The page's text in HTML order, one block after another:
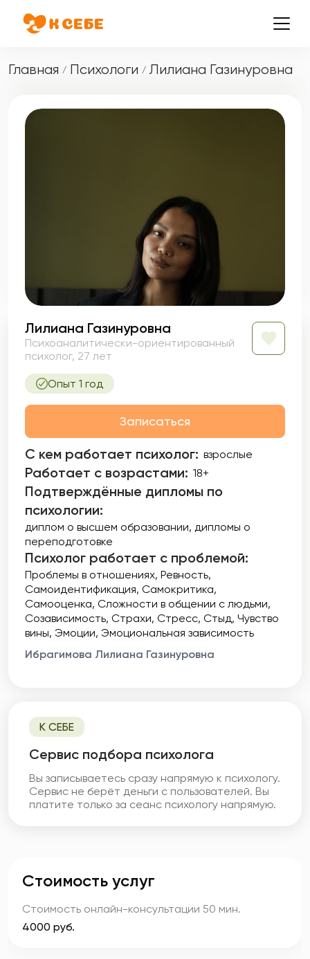
Главная / Психологи / Лилиана Газинуровна
К СЕБЕ
Cервис подбора психолога
Вы записываетесь сразу напрямую к психологу.
Сервис не берёт деньги с пользователей. Вы
платите только за сеанс психологу напрямую.
Лилиана Газинуровна
Психоаналитически-ориентированный
психолог, 27 лет
Опыт 1 год
Записаться
С кем работает психолог: взрослые
Работает с возрастами: 18+
Подтверждённые дипломы по
психологии:
диплом о высшем образовании дипломы о
переподготовке
Психолог работает с проблемой:
Проблемы в отношениях Ревность
Самоидентификация Самокритика
Самооценка Сложности в общении с людьми
Созависимость Страхи Стресс Стыд Чувство
вины Эмоции Эмоциональная зависимость
Ибрагимова Лилиана Газинуровна
Стоимость услуг
Стоимость онлайн-консультации 50 мин.
4000 руб.